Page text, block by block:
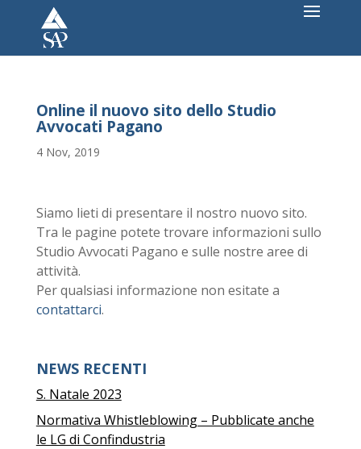
Online il nuovo sito dello Studio
Avvocati Pagano
4 Nov, 2019
Siamo lieti di presentare il nostro nuovo sito.
Tra le pagine potete trovare informazioni sullo
Studio Avvocati Pagano e sulle nostre aree di
attività.
Per qualsiasi informazione non esitate a
contattarci.
NEWS RECENTI
S. Natale 2023
Normativa Whistleblowing – Pubblicate anche
le LG di Confindustria